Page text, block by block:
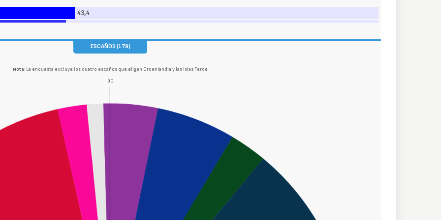
43,4
ESCAÑOS (179)
Nota: La encuesta excluye los cuatro escaños que eligen Groenlandia y las Islas Feroe
90